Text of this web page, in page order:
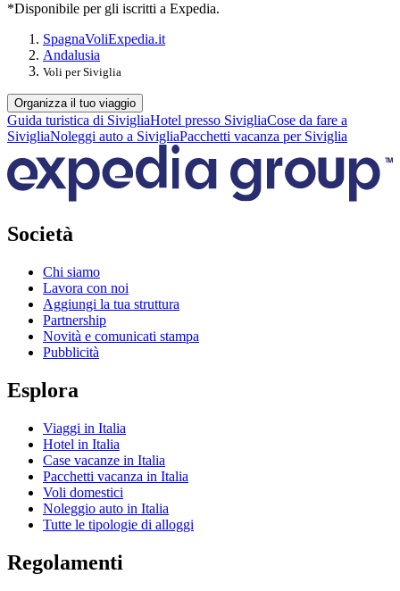
*Disponibile per gli iscritti a Expedia.
SpagnaVoliExpedia.it
Andalusia
Voli per Siviglia
Organizza il tuo viaggio
Guida turistica di SivigliaHotel presso SivigliaCose da fare a
SivigliaNoleggi auto a SivigliaPacchetti vacanza per Siviglia
Società
Chi siamo
Lavora con noi
Aggiungi la tua struttura
Partnership
Novità e comunicati stampa
Pubblicità
Esplora
Viaggi in Italia
Hotel in Italia
Case vacanze in Italia
Pacchetti vacanza in Italia
Voli domestici
Noleggio auto in Italia
Tutte le tipologie di alloggi
Regolamenti